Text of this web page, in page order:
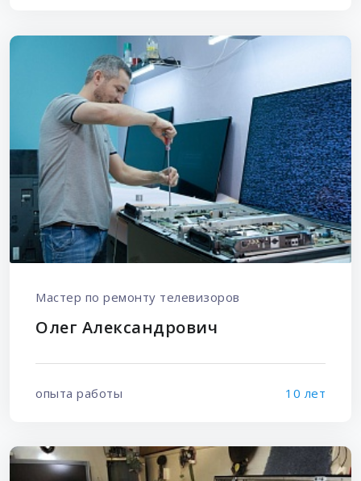
Мастер по ремонту телевизоров
Олег Александрович
опыта работы 10 лет